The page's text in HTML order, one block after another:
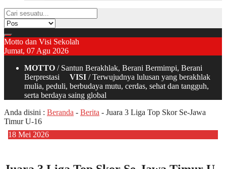
Motto dan Visi Sekolah
Jumat, 07 Agu 2026
MOTTO / Santun Berakhlak, Berani Bermimpi, Berani
Berprestasi VISI / Terwujudnya lulusan yang berakhlak
mulia, peduli, berbudaya mutu, cerdas, sehat dan tangguh,
serta berdaya saing global
Anda disini : Beranda - Berita - Juara 3 Liga Top Skor Se-Jawa
Timur U-16
18 Mei 2026